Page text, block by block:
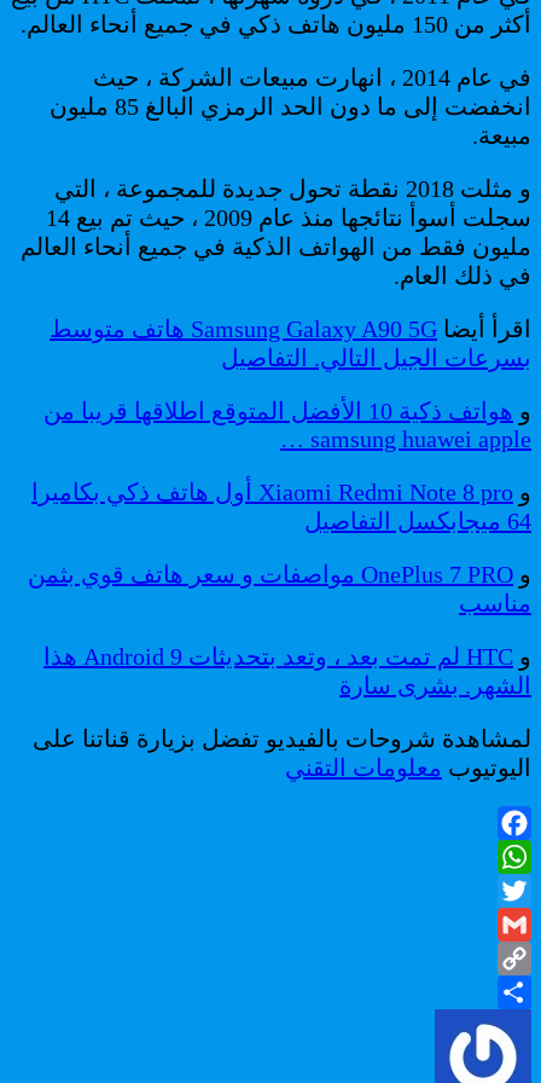
أكثر من 150 مليون هاتف ذكي في جميع أنحاء العالم.
في عام 2014 ، انهارت مبيعات الشركة ، حيث
انخفضت إلى ما دون الحد الرمزي البالغ 85 مليون
مبيعة.
و مثلت 2018 نقطة تحول جديدة للمجموعة ، التي
سجلت أسوأ نتائجها منذ عام 2009 ، حيث تم بيع 14
مليون فقط من الهواتف الذكية في جميع أنحاء العالم
في ذلك العام.
اقرأ أيضا
Samsung Galaxy A90 5G هاتف متوسط
بسرعات الجيل التالي. التفاصيل
و
هواتف ذكية 10 الأفضل المتوقع اطلاقها قريبا من
samsung huawei apple …
و
Xiaomi Redmi Note 8 pro أول هاتف ذكي بكاميرا
64 ميجابكسل التفاصيل
و
OnePlus 7 PRO مواصفات و سعر هاتف قوي بثمن
مناسب
و
HTC لم تمت بعد ، وتعد بتحديثات Android 9 هذا
الشهر. بشرى سارة
لمشاهدة شروحات بالفيديو تفضل بزيارة قناتنا على
اليوتيوب معلومات التقني
Facebook
WhatsApp
Twitter
Gmail
Copy
Link
Share